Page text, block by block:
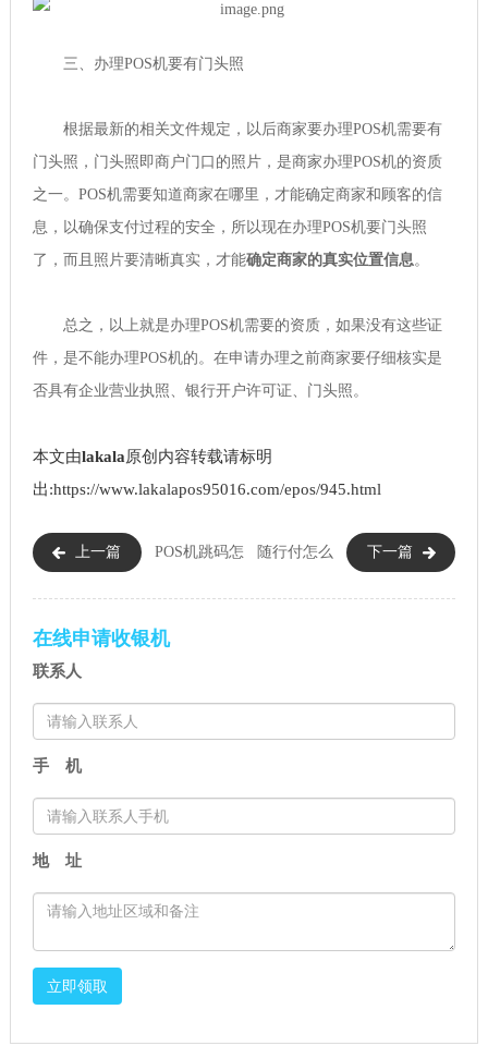
三、办理POS机要有门头照
根据最新的相关文件规定，以后商家要办理POS机需要有
门头照，门头照即商户门口的照片，是商家办理POS机的资质
之一。POS机需要知道商家在哪里，才能确定商家和顾客的信
息，以确保支付过程的安全，所以现在办理POS机要门头照
了，而且照片要清晰真实，才能确定商家的真实位置信息。
总之，以上就是办理POS机需要的资质，如果没有这些证
件，是不能办理POS机的。在申请办理之前商家要仔细核实是
否具有企业营业执照、银行开户许可证、门头照。
本文由lakala原创内容转载请标明
出:https://www.lakalapos95016.com/epos/945.html
上一篇 POS机跳码怎 下一篇
随行付怎么
在线申请收银机
联系人
手 机
地 址
立即领取